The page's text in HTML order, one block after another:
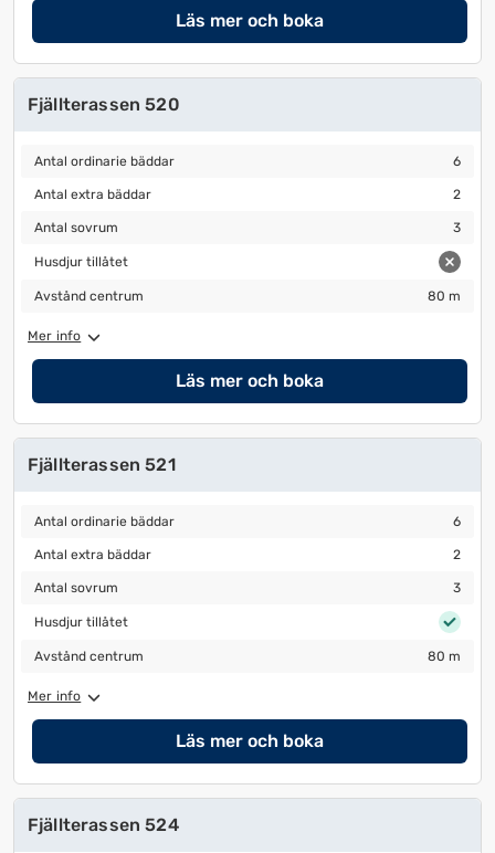
Läs mer och boka
Fjällterassen 520
Antal ordinarie bäddar
Antal ordinarie bäddar 6
Antal extra bäddar
Antal extra bäddar 2
Antal sovrum
Antal sovrum 3
Husdjur tillåtet
Husdjur tillåtet
Avstånd centrum
Avstånd centrum 80 m
Mer info
Läs mer och boka
Fjällterassen 521
Antal ordinarie bäddar
Antal ordinarie bäddar 6
Antal extra bäddar
Antal extra bäddar 2
Antal sovrum
Antal sovrum 3
Husdjur tillåtet
Husdjur tillåtet
Avstånd centrum
Avstånd centrum 80 m
Mer info
Läs mer och boka
Fjällterassen 524